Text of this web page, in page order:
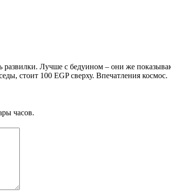
развилки. Лучше с бедуином – они же
стоит 100 EGP сверху. Впечатления космос.
часов.